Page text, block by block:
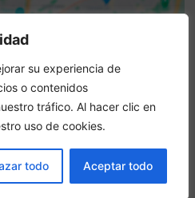
su experiencia de
o contenidos
tráfico. Al hacer clic en
uso de cookies.
todo Aceptar todo
oficial. Esta web contiene
el servicio de Booking
online.
esta web? –Reservar ahora
de la ciudad
RESERVAR